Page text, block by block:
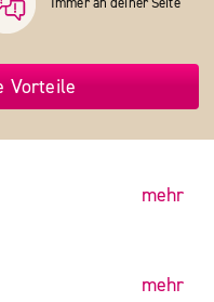
Immer an deiner Seite
Vorteile
mehr
mehr